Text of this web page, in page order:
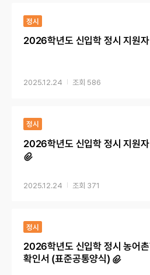
정시
2026학년도
2025.12.24 586
정시
2026학년도 신입학 정시 지원
2025.12.24 371
정시
2026학년도 신입학 정시 농어
확인서 (표준공통양식)